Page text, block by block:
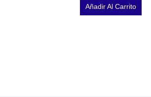
Añadir Al Carrito